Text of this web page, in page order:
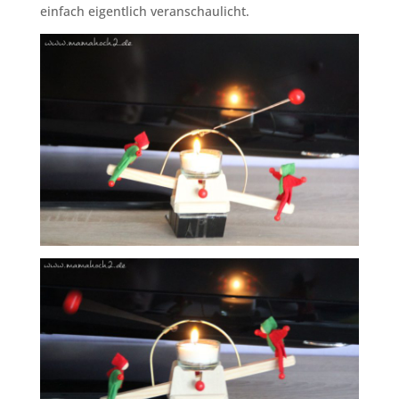
einfach eigentlich veranschaulicht.